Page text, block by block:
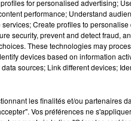
une amende de 135
à l'hôpital de
for personalised advertising;
performance; Understand
Create profiles to personalise
security, prevent and detect fraud,
These technologies may
devices based on information
sources; Link different devices;
les finalités et/ou partenaires
Vos préférences ne